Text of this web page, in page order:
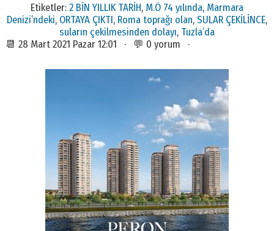
Etiketler: 2 BİN YILLIK TARİH, M.Ö 74 yılında, Marmara
Denizi’ndeki, ORTAYA ÇIKTI, Roma toprağı olan, SULAR ÇEKİLİNCE,
suların çekilmesinden dolayı, Tuzla’da
📆 28 Mart 2021 Pazar 12:01 · 💬 0 yorum ·